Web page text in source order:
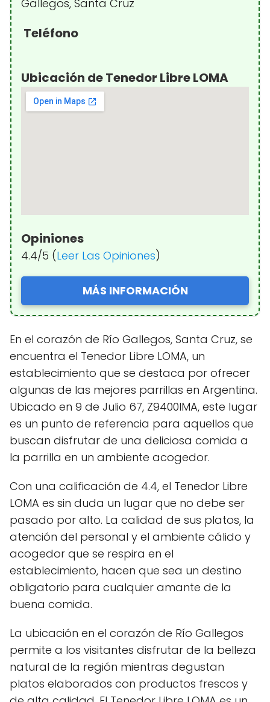
Gallegos, Santa Cruz
Teléfono
Ubicación de Tenedor Libre LOMA
Opiniones
4.4/5 (Leer Las Opiniones)
MÁS INFORMACIÓN
En el corazón de Río Gallegos, Santa Cruz, se
encuentra el Tenedor Libre LOMA, un
establecimiento que se destaca por ofrecer
algunas de las mejores parrillas en Argentina.
Ubicado en 9 de Julio 67, Z9400IMA, este lugar
es un punto de referencia para aquellos que
buscan disfrutar de una deliciosa comida a
la parrilla en un ambiente acogedor.
Con una calificación de 4.4, el Tenedor Libre
LOMA es sin duda un lugar que no debe ser
pasado por alto. La calidad de sus platos, la
atención del personal y el ambiente cálido y
acogedor que se respira en el
establecimiento, hacen que sea un destino
obligatorio para cualquier amante de la
buena comida.
La ubicación en el corazón de Río Gallegos
permite a los visitantes disfrutar de la belleza
natural de la región mientras degustan
platos elaborados con productos frescos y